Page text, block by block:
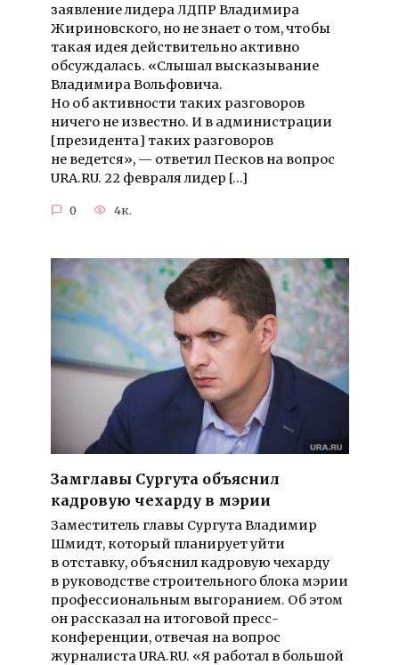
заявление лидера ЛДПР Владимира
Жириновского, но не знает о том, чтобы
такая идея действительно активно
обсуждалась. «Слышал высказывание
Владимира Вольфовича.
Но об активности таких разговоров
ничего не известно. И в администрации
[президента] таких разговоров
не ведется», — ответил Песков на вопрос
URA.RU. 22 февраля лидер […]
0 4к.
Замглавы Сургута объяснил
кадровую чехарду в мэрии
Заместитель главы Сургута Владимир
Шмидт, который планирует уйти
в отставку, объяснил кадровую чехарду
в руководстве строительного блока мэрии
профессиональным выгоранием. Об этом
он рассказал на итоговой пресс-
конференции, отвечая на вопрос
журналиста URA.RU. «Я работал в большой